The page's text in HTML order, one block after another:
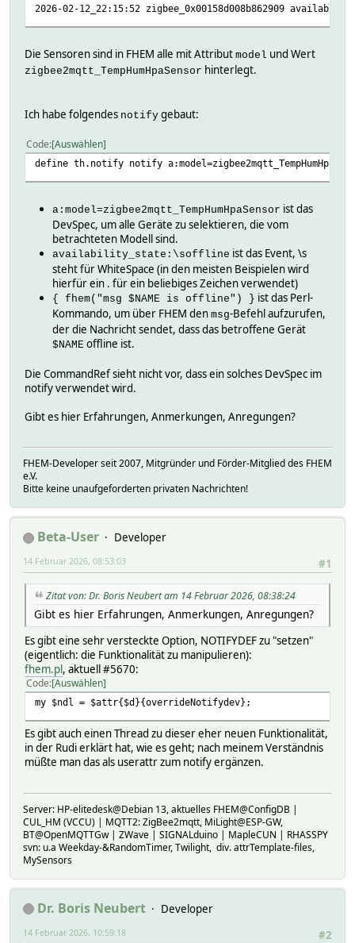
2026-02-12_22:15:52 zigbee_0x00158d008b862909
Die Sensoren sind in FHEM alle mit Attribut model und Wert
zigbee2mqtt_TempHumHpaSensor hinterlegt.
Ich habe folgendes notify gebaut:
Code Auswählen
define th.notify notify
a:model=zigbee2mqtt_TempHumHpaSensor ist das
DevSpec, um alle Geräte zu selektieren, die vom
betrachteten Modell sind.
availability_state:\soffline ist das Event, \s
steht für WhiteSpace (in den meisten Beispielen wird
hierfür ein . für ein beliebiges Zeichen verwendet)
{ fhem("msg $NAME is offline") } ist das Perl-
Kommando, um über FHEM den msg-Befehl aufzurufen,
der die Nachricht sendet, dass das betroffene Gerät
$NAME offline ist.
Die CommandRef sieht nicht vor, dass ein solches DevSpec im
notify verwendet wird.
Gibt es hier Erfahrungen, Anmerkungen, Anregungen?
FHEM-Developer seit 2007, Mitgründer und Förder-Mitglied des FHEM
e.V.
Bitte keine unaufgeforderten privaten Nachrichten!
Beta-User
Developer
#1
14 Februar 2026, 08:53:03
Zitat von: Dr. Boris Neubert am 14 Februar 2026, 08:38:24
Gibt es hier Erfahrungen, Anmerkungen, Anregungen?
Es gibt eine sehr versteckte Option, NOTIFYDEF zu "setzen"
(eigentlich: die Funktionalität zu manipulieren):
fhem.pl, aktuell #5670:
Code Auswählen
my $ndl = $attr{$d}{overrideNotifydev};
Es gibt auch einen Thread zu dieser eher neuen Funktionalität,
in der Rudi erklärt hat, wie es geht; nach meinem Verständnis
müßte man das als userattr zum notify ergänzen.
Server: HP-elitedesk@Debian 13, aktuelles FHEM@ConfigDB |
CUL_HM (VCCU) | MQTT2: ZigBee2mqtt, MiLight@ESP-GW,
BT@OpenMQTTGw | ZWave | SIGNALduino | MapleCUN | RHASSPY
svn: u.a Weekday-&RandomTimer, Twilight, div. attrTemplate-files,
MySensors
Dr. Boris Neubert
Developer
#2
14 Februar 2026, 10:59:18